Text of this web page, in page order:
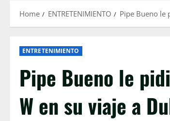
Home ENTRETENIMIENTO Pipe Bueno le
ENTRETENIMIENTO
Pipe Bueno le
W en su viaje a